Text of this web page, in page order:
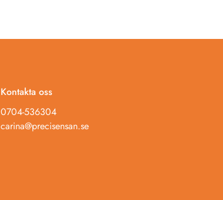
Kontakta oss
0704-536304
carina@precisensan.se